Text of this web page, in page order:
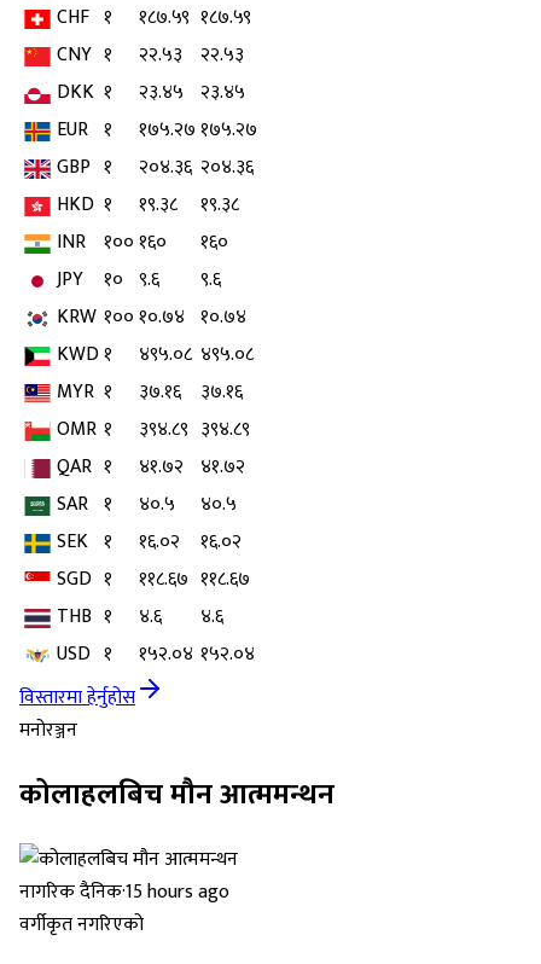
CHF १ १८७.५९ १८७.५९
CNY १ २२.५३
२२.५३
DKK १ २३.४५ २३.४५
EUR १ १७५.२७१७५.२७
GBP १ २०४.३६ २०४.३६
HKD १ १९.३८
१९.३८
INR १००१६०
१६०
JPY
१० ९.६
९.६
KRW १००१०.७४ १०.७४
KWD१ ४९५.०८ ४९५.०८
MYR १ ३७.१६
३७.१६
OMR १ ३९४.८९ ३९४.८९
QAR १ ४१.७२ ४१.७२
SAR १ ४०.५
४०.५
SEK १ १६.०२
१६.०२
SGD १ ११८.६७ ११८.६७
THB १ ४.६
४.६
USD १ १५२.०४ १५२.०४
विस्तारमा हेर्नुहोस
मनोरञ्जन
कोलाहलबिच मौन आत्ममन्थन
नागरिक दैनिक·15 hours ago
वर्गीकृत नगरिएको